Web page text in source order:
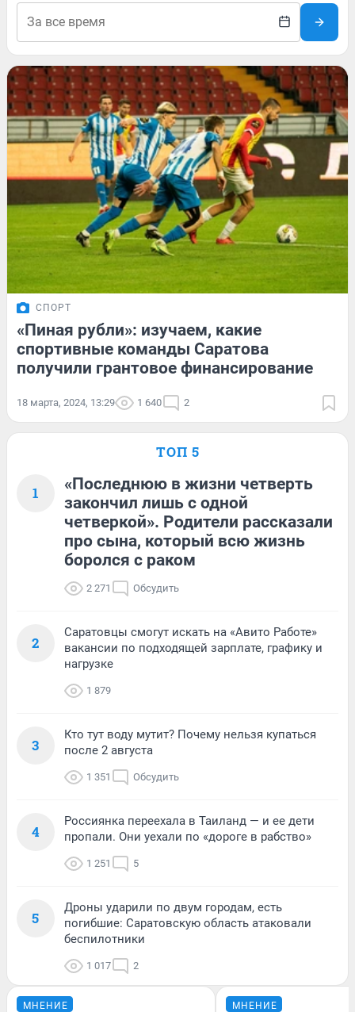
СПОРТ
«Пиная рубли»: изучаем, какие
спортивные команды Саратова
получили грантовое финансирование
18 марта, 2024, 13:29 1 640 2
ТОП 5
1
«Последнюю в жизни четверть
закончил лишь с одной
четверкой». Родители рассказали
про сына, который всю жизнь
боролся с раком
2 271 Обсудить
2
Саратовцы смогут искать на «Авито Работе»
вакансии по подходящей зарплате, графику и
нагрузке
1 879
3
Кто тут воду мутит? Почему нельзя купаться
после 2 августа
1 351 Обсудить
4
Россиянка переехала в Таиланд — и ее дети
пропали. Они уехали по «дороге в рабство»
1 251 5
5
Дроны ударили по двум городам, есть
погибшие: Саратовскую область атаковали
беспилотники
1 017 2
МНЕНИЕ МНЕНИЕ